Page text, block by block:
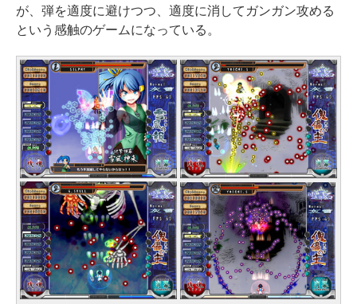
が、弾を適度に避けつつ、適度に消してガンガン攻める
という感触のゲームになっている。